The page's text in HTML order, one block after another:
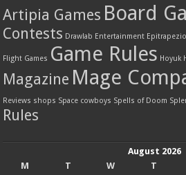
Artipia Games Board
Contests Drawlab Entertainment
Flight Games Game Rules Hoyuk
Magazine Mage
Reviews shops Space cowboys Spells of Doom
Rules
August 2026
M
T W T